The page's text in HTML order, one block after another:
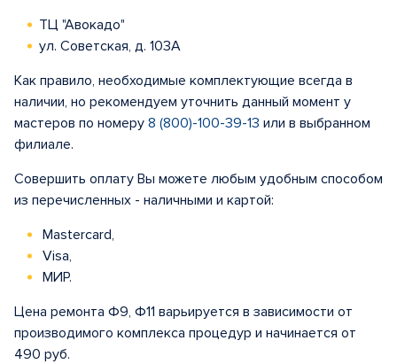
ТЦ "Авокадо"
ул. Советская, д. 103А
Как правило, необходимые комплектующие всегда в
наличии, но рекомендуем уточнить данный момент у
мастеров по номеру 8 (800)-100-39-13 или в выбранном
филиале.
Совершить оплату Вы можете любым удобным способом
из перечисленных - наличными и картой:
Mastercard,
Visa,
МИР.
Цена ремонта Ф9, Ф11 варьируется в зависимости от
производимого комплекса процедур и начинается от
490 руб.